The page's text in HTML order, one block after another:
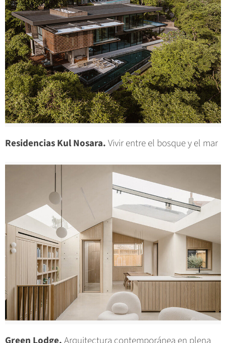
Residencias Kul Nosara.Vivir entre el bosque y el mar